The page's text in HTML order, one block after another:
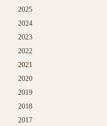
2025
2024
2023
2022
2021
2020
2019
2018
2017